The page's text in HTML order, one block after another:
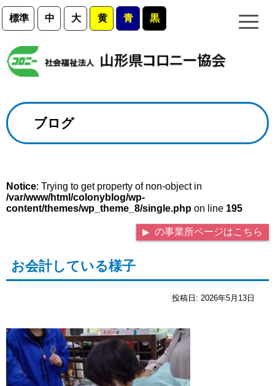
標準 中 大 黄 青 黒
ブログ
Notice: Trying to get property of non-object in
/var/www/html/colonyblog/wp-
content/themes/wp_theme_8/single.php on line 195
の事業所ページはこちら
お会計している様子
投稿日: 2026年5月13日